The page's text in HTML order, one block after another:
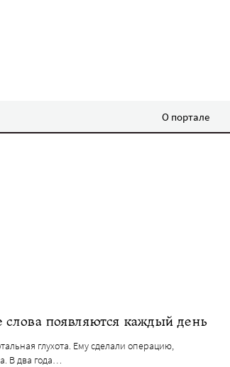
О портале
слова появляются каждый день
глухота. Ему сделали операцию,
В два года…